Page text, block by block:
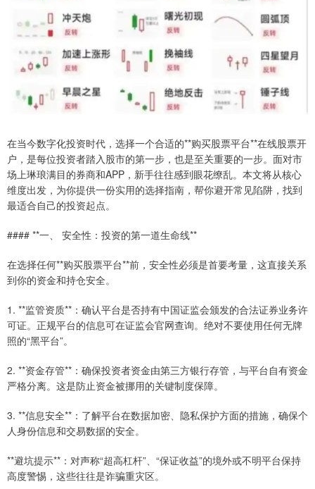
在当今数字化投资时代，选择一个合适的**购买股票平台**在线股票开
户，是每位投资者踏入股市的第一步，也是至关重要的一步。面对市
场上琳琅满目的券商和APP，新手往往感到眼花缭乱。本文将从核心
维度出发，为你提供一份实用的选择指南，帮你避开常见陷阱，找到
最适合自己的投资起点。
#### **一、 安全性：投资的第一道生命线**
在选择任何**购买股票平台**前，安全性必须是首要考量，这直接关系
到你的资金和持仓安全。
1. **监管资质**：确认平台是否持有中国证监会颁发的合法证券业务许
可证。正规平台的信息可在证监会官网查询。绝对不要使用任何无牌
照的“黑平台”。
2. **资金存管**：确保投资者资金由第三方银行存管，与平台自有资金
严格分离。这是防止资金被挪用的关键制度保障。
3. **信息安全**：了解平台在数据加密、隐私保护方面的措施，确保个
人身份信息和交易数据的安全。
**避坑提示**：对声称“超高杠杆”、“保证收益”的境外或不明平台保持
高度警惕，这些往往是诈骗重灾区。